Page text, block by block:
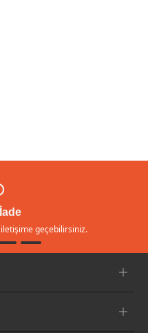
iletişime geçebilirsiniz.